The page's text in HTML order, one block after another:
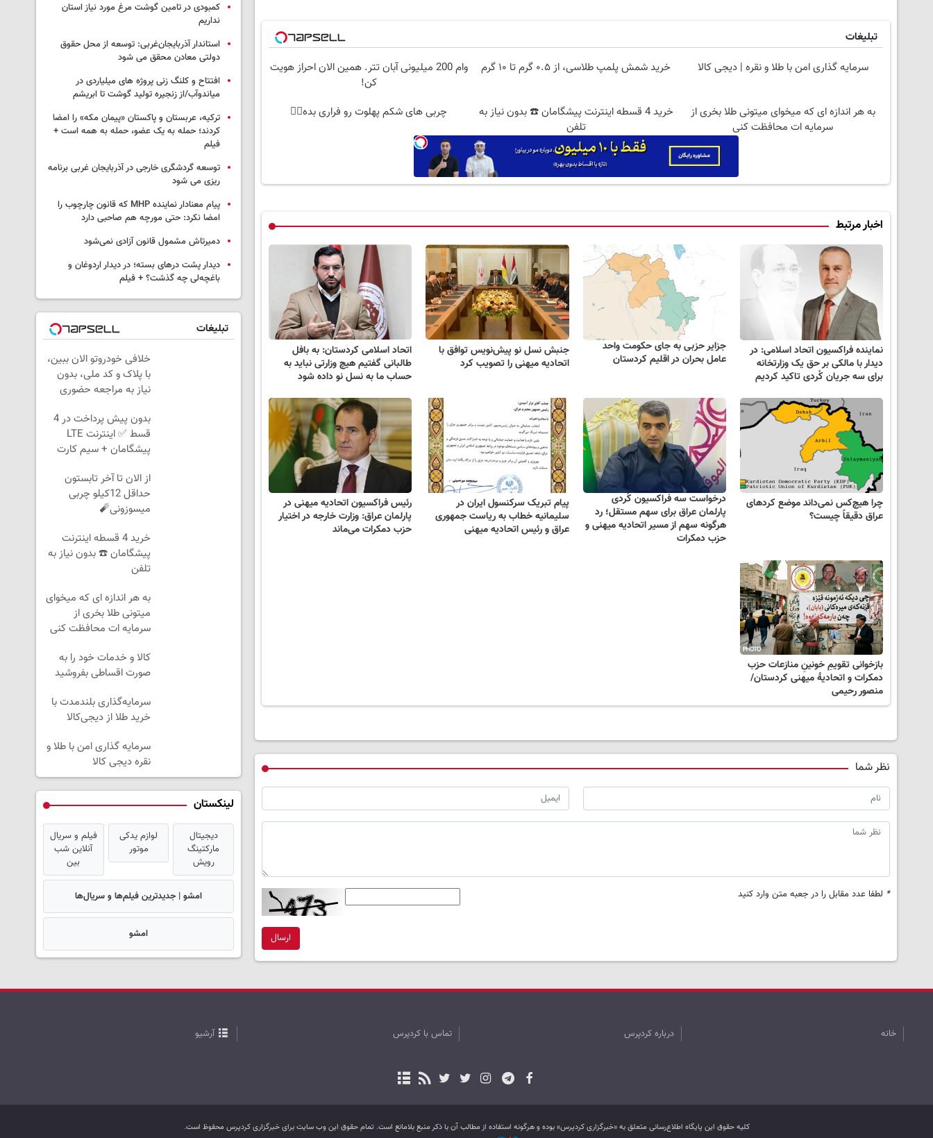
تبلیغات
سرمایه گذاری امن با طلا و نقره | دیجی کالا
خرید شمش پلمپ طلاسی، از ۰.۵ گرم تا ۱۰ گرم
وام 200 میلیونی آبان تتر. همین الان احراز هویت
کن!
به هر اندازه ای که میخوای میتونی طلا بخری از
سرمایه ات محافظت کنی
خرید 4 قسطه اینترنت پیشگامان ☎️ بدون نیاز به
تلفن
چربی های شکم پهلوت رو فراری بده👌🏻
اخبار مرتبط
نماینده فراکسیون اتحاد اسلامی: در
دیدار با مالکی بر حق یک وزارتخانه
برای سه جریان کُردی تاکید کردیم
جزایر حزبی به جای حکومت واحد
عامل بحران در اقلیم کردستان
جنبش نسل نو پیش‌نویس توافق با
اتحادیه میهنی را تصویب کرد
اتحاد اسلامی کردستان: به بافل
طالبانی گفتیم هیچ وزارتی نباید به
حساب ما به نسل نو داده شود
چرا هیچ‌کس نمی‌داند موضع کردهای
عراق دقیقاً چیست؟
درخواست سه فراکسیون کُردی
پارلمان عراق برای سهم مستقل؛ رد
هرگونه سهم از مسیر اتحادیه میهنی و
حزب دمکرات
پیام تبریک سرکنسول ایران در
سلیمانیه خطاب به ریاست جمهوری
عراق و رئیس اتحادیه میهنی
رئیس فراکسیون اتحادیه میهنی در
پارلمان عراق: وزارت خارجه در اختیار
حزب دمکرات می‌ماند
بازخوانی تقویمِ خونینِ منازعات حزب
دمکرات و اتحادیۀ میهنی کردستان/
منصور رحیمی
نظر شما
* لطفا عدد مقابل را در جعبه متن وارد کنید
ارسال
کمبودی در تامین گوشت مرغ مورد نیاز استان
نداریم
استاندار آذربایجان‌غربی: توسعه از محل حقوق
دولتی معادن محقق می شود
افتتاح و کلنگ زنی پروژه های میلیاردی در
میاندوآب/از زنجیره تولید گوشت تا ابریشم
ترکیه، عربستان و پاکستان «پیمان مکه» را امضا
کردند؛ حمله به یک عضو، حمله به همه است +
فیلم
توسعه گردشگری خارجی در آذربایجان غربی برنامه
ریزی می شود
پیام معنادار نماینده MHP که قانون چارچوب را
امضا نکرد: حتی مورچه هم صاحبی دارد
دمیرتاش مشمول قانون آزادی نمی‌شود
دیدار پشت درهای بسته؛ در دیدار اردوغان و
باغچه‌لی چه گذشت؟ + فیلم
تبلیغات
خلافی خودروتو الان ببین،
با پلاک و کد ملی، بدون
نیاز به مراجعه حضوری
بدون پیش پرداخت در 4
قسط ✅ اینترنت LTE
پیشگامان + سیم کارت
از الان تا آخر تابستون
حداقل 12کیلو چربی
میسوزونی🧨
خرید 4 قسطه اینترنت
پیشگامان ☎️ بدون نیاز به
تلفن
به هر اندازه ای که میخوای
میتونی طلا بخری از
سرمایه ات محافظت کنی
کالا و خدمات خود را به
صورت اقساطی بفروشید
سرمایه‌گذاری بلندمدت با
خرید طلا از دیجی‌کالا
سرمایه گذاری امن با طلا و
نقره دیجی کالا
لینکستان
دیجیتال
مارکتینگ
رویش
لوازم یدکی
موتور
فیلم و سریال
آنلاین شب
بین
امشو | جدیدترین فیلم‌ها و سریال‌ها
امشو
خانه درباره کردپرس تماس با کردپرس آرشیو
کليه حقوق اين پایگاه اطلاع‌رسانی متعلق به «خبرگزاری کردپرس» بوده و هرگونه استفاده از مطالب آن با ذکر منبع بلامانع است. تمام حقوق این وب سایت برای خبرگزاری کردپرس محفوظ است.